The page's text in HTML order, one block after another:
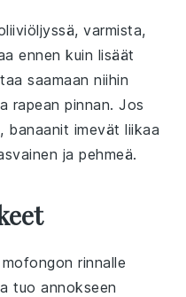
, varmista,
ennen kuin lisäät
saamaan niihin
rapean pinnan. Jos
banaanit imevät liikaa
ja pehmeä.
mofongon rinnalle
tuo annokseen